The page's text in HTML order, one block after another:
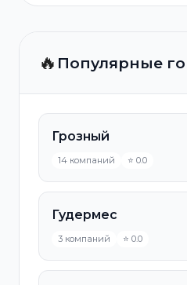
🔥 Популярные
Грозный
14 компаний ⭐ 0.0
Гудермес
3 компаний ⭐ 0.0